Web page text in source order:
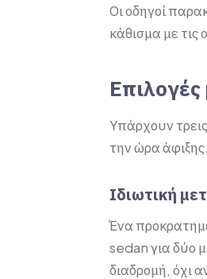
Οι οδηγοί
κάθισμα με
Υπάρχουν
την ώρα άφιξης.
Ιδιωτική
Ένα
sedan για δύο
διαδρομή, όχι